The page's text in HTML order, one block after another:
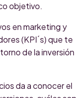
objetivo.
en marketing y
(KPI´s) que te
de la inversión
da a conocer el